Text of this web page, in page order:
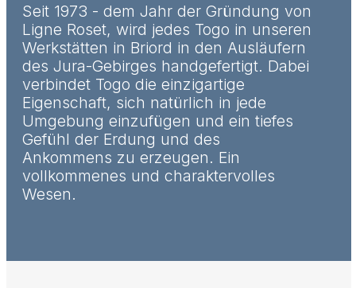
Seit 1973 - dem Jahr der Gründung von
Ligne Roset, wird jedes Togo in unseren
Werkstätten in Briord in den Ausläufern
des Jura-Gebirges handgefertigt. Dabei
verbindet Togo die einzigartige
Eigenschaft, sich natürlich in jede
Umgebung einzufügen und ein tiefes
Gefühl der Erdung und des
Ankommens zu erzeugen. Ein
vollkommenes und charaktervolles
Wesen.